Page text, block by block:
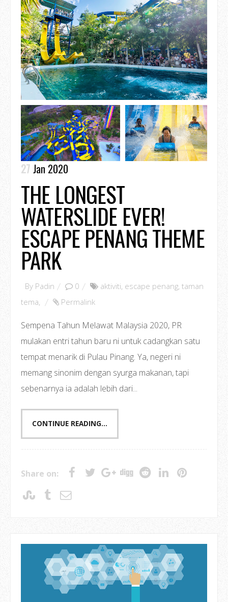
27 Jan 2020
THE LONGEST
WATERSLIDE EVER!
ESCAPE PENANG THEME
PARK
By Padin 0 aktiviti, escape penang, taman
tema, Permalink
Sempena Tahun Melawat Malaysia 2020, PR
mulakan entri tahun baru ni untuk cadangkan satu
tempat menarik di Pulau Pinang. Ya, negeri ni
memang sinonim dengan syurga makanan, tapi
sebenarnya ia adalah lebih dari...
CONTINUE READING...
Share on: